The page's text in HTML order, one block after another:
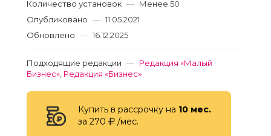
Количество установок — Менее 50
Опубликовано — 11.05.2021
Обновлено — 16.12.2025
Подходящие редакции — Редакция «Малый
Бизнес» Редакция «Бизнес»
Купить в рассрочку на 10 мес.
за 270
/мес.